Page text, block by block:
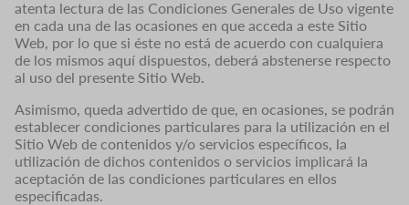
atenta lectura de las Condiciones Generales de Uso vigente
en cada una de las ocasiones en que acceda a este Sitio
Web, por lo que si éste no está de acuerdo con cualquiera
de los mismos aquí dispuestos, deberá abstenerse respecto
al uso del presente Sitio Web.
Asimismo, queda advertido de que, en ocasiones, se podrán
establecer condiciones particulares para la utilización en el
Sitio Web de contenidos y/o servicios específicos, la
utilización de dichos contenidos o servicios implicará la
aceptación de las condiciones particulares en ellos
especificadas.